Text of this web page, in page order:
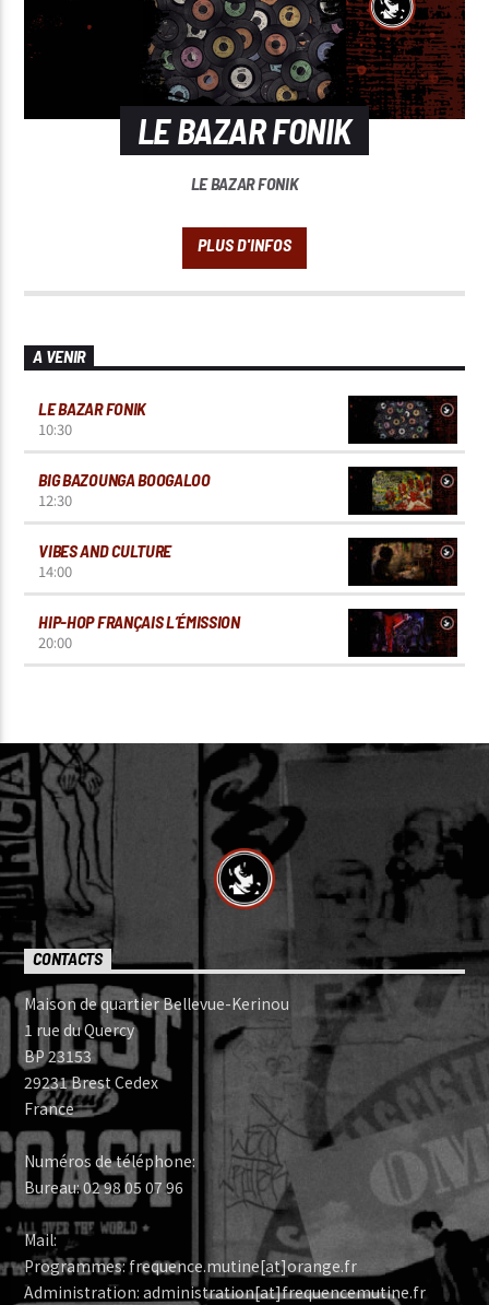
LE BAZAR FONIK
LE BAZAR FONIK
A VENIR
LE BAZAR FONIK
10:30
BIG BAZOUNGA BOOGALOO
12:30
VIBES AND CULTURE
14:00
HIP-HOP FRANÇAIS L’ÉMISSION
20:00
CONTACTS
Maison de quartier Bellevue-Kerinou
1 rue du Quercy
BP 23153
29231 Brest Cedex
France
Numéros de téléphone:
Bureau: 02 98 05 07 96
Mail:
Programmes: frequence.mutine[at]orange.fr
Administration: administration[at]frequencemutine.fr